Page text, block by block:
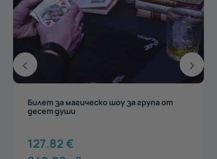
Билет за магическо шоу за група от
десет души
127.82€